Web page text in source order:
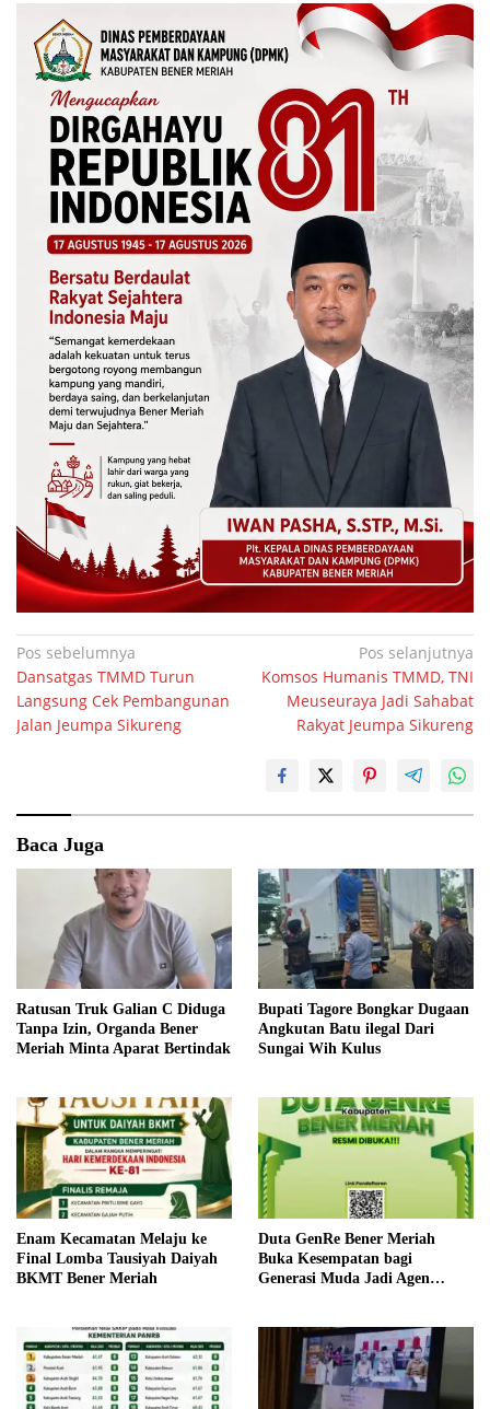
Navigasi
pos
Pos sebelumnya
Dansatgas TMMD Turun
Langsung Cek Pembangunan
Jalan Jeumpa Sikureng
Pos selanjutnya
Komsos Humanis TMMD, TNI
Meuseuraya Jadi Sahabat
Rakyat Jeumpa Sikureng
Baca Juga
Ratusan Truk Galian C Diduga
Tanpa Izin, Organda Bener
Meriah Minta Aparat Bertindak
Bupati Tagore Bongkar Dugaan
Angkutan Batu ilegal Dari
Sungai Wih Kulus
Enam Kecamatan Melaju ke
Final Lomba Tausiyah Daiyah
BKMT Bener Meriah
Duta GenRe Bener Meriah
Buka Kesempatan bagi
Generasi Muda Jadi Agen